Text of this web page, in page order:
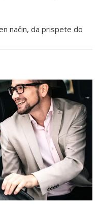
način, da prispete do